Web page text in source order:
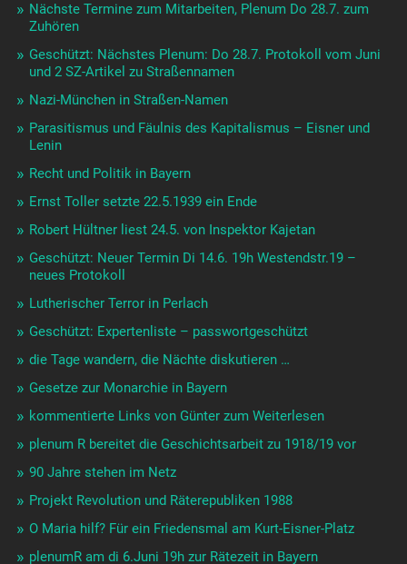
Nächste Termine zum Mitarbeiten, Plenum Do 28.7. zum
Zuhören
Geschützt: Nächstes Plenum: Do 28.7. Protokoll vom Juni
und 2 SZ-Artikel zu Straßennamen
Nazi-München in Straßen-Namen
Parasitismus und Fäulnis des Kapitalismus – Eisner und
Lenin
Recht und Politik in Bayern
Ernst Toller setzte 22.5.1939 ein Ende
Robert Hültner liest 24.5. von Inspektor Kajetan
Geschützt: Neuer Termin Di 14.6. 19h Westendstr.19 –
neues Protokoll
Lutherischer Terror in Perlach
Geschützt: Expertenliste – passwortgeschützt
die Tage wandern, die Nächte diskutieren …
Gesetze zur Monarchie in Bayern
kommentierte Links von Günter zum Weiterlesen
plenum R bereitet die Geschichtsarbeit zu 1918/19 vor
90 Jahre stehen im Netz
Projekt Revolution und Räterepubliken 1988
O Maria hilf? Für ein Friedensmal am Kurt-Eisner-Platz
plenumR am di 6.Juni 19h zur Rätezeit in Bayern